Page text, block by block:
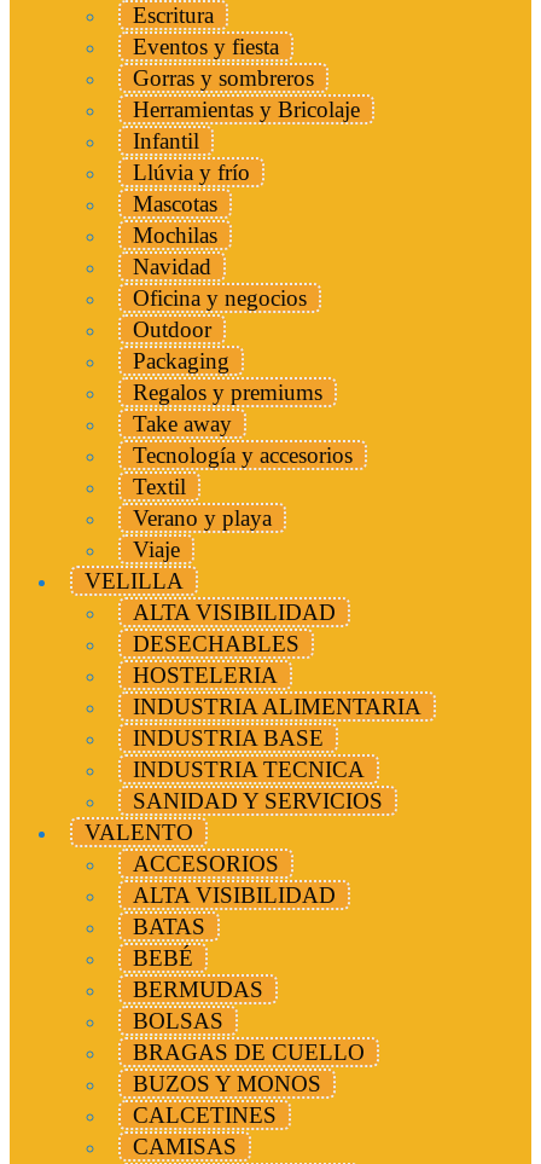
Escritura
Eventos y fiesta
Gorras y sombreros
Herramientas y Bricolaje
Infantil
Llúvia y frío
Mascotas
Mochilas
Navidad
Oficina y negocios
Outdoor
Packaging
Regalos y premiums
Take away
Tecnología y accesorios
Textil
Verano y playa
Viaje
VELILLA
ALTA VISIBILIDAD
DESECHABLES
HOSTELERIA
INDUSTRIA ALIMENTARIA
INDUSTRIA BASE
INDUSTRIA TECNICA
SANIDAD Y SERVICIOS
VALENTO
ACCESORIOS
ALTA VISIBILIDAD
BATAS
BEBÉ
BERMUDAS
BOLSAS
BRAGAS DE CUELLO
BUZOS Y MONOS
CALCETINES
CAMISAS